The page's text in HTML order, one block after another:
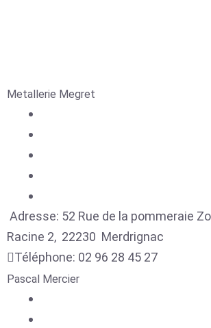
Metallerie Megret
Adresse: 52 Rue de la pommeraie
Racine 2, 22230 Merdrignac
Téléphone: 02 96 28 45 27
Pascal Mercier